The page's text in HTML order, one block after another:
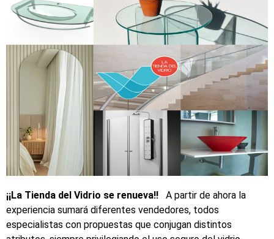
¡¡La Tienda del Vidrio se renueva!! A partir de ahora la
experiencia sumará diferentes vendedores, todos
especialistas con propuestas que conjugan distintos